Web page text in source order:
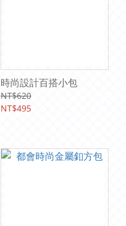
時尚設計百搭小包
NT$620
NT$495